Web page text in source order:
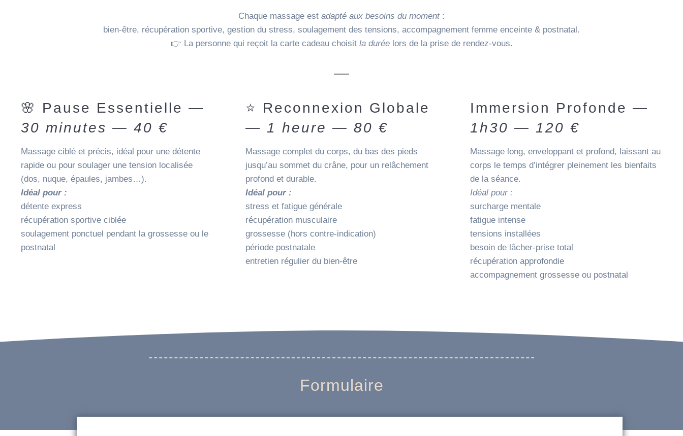
Chaque massage est adapté aux besoins du moment:
bien-être, récupération sportive, gestion du stress, soulagement des tensions, accompagnement femme enceinte & postnatal.
👉 La personne qui reçoit la carte cadeau choisit la duréelors de la prise de rendez-vous.
🌸 Pause Essentielle —
30 minutes — 40 €
Massage ciblé et précis, idéal pour une détente
rapide ou pour soulager une tension localisée
(dos, nuque, épaules, jambes…).
Idéal pour :
détente express
récupération sportive ciblée
soulagement ponctuel pendant la grossesse ou le
postnatal
⭐ Reconnexion Globale
— 1 heure — 80 €
Massage complet du corps, du bas des pieds
jusqu’au sommet du crâne, pour un relâchement
profond et durable.
Idéal pour :
stress et fatigue générale
récupération musculaire
grossesse (hors contre-indication)
période postnatale
entretien régulier du bien-être
Immersion Profonde —
1h30 — 120 €
Massage long, enveloppant et profond, laissant au
corps le temps d’intégrer pleinement les bienfaits
de la séance.
Idéal pour :
surcharge mentale
fatigue intense
tensions installées
besoin de lâcher-prise total
récupération approfondie
accompagnement grossesse ou postnatal
Formulaire